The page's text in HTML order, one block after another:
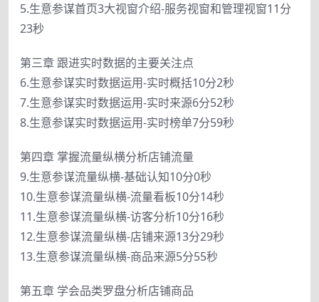
5.生意参谋首页3大视窗介绍-服务视窗和管理视窗11分
23秒
第三章 跟进实时数据的主要关注点
6.生意参谋实时数据运用-实时概括10分2秒
7.生意参谋实时数据运用-实时来源6分52秒
8.生意参谋实时数据运用-实时榜单7分59秒
第四章 掌握流量纵横分析店铺流量
9.生意参谋流量纵横-基础认知10分0秒
10.生意参谋流量纵横-流量看板10分14秒
11.生意参谋流量纵横-访客分析10分16秒
12.生意参谋流量纵横-店铺来源13分29秒
13.生意参谋流量纵横-商品来源5分55秒
第五章 学会品类罗盘分析店铺商品